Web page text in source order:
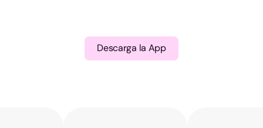
Jaén
Málaga
Descarga la App